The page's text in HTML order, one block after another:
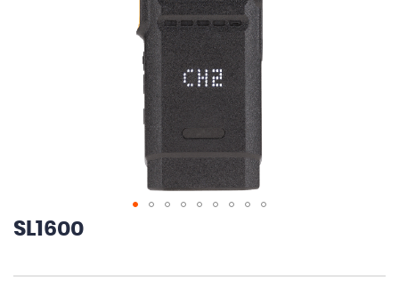
Skip
SL1600